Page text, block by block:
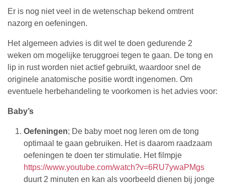
Er is nog niet veel in de wetenschap bekend omtrent
nazorg en oefeningen.
Het algemeen advies is dit wel te doen gedurende 2
weken om mogelijke teruggroei tegen te gaan. De tong en
lip in rust worden niet actief gebruikt, waardoor snel de
originele anatomische positie wordt ingenomen. Om
eventuele herbehandeling te voorkomen is het advies voor:
Baby’s
Oefeningen; De baby moet nog leren om de tong
optimaal te gaan gebruiken. Het is daarom raadzaam
oefeningen te doen ter stimulatie. Het filmpje
https://www.youtube.com/watch?v=6RU7ywaPMgs
duurt 2 minuten en kan als voorbeeld dienen bij jonge